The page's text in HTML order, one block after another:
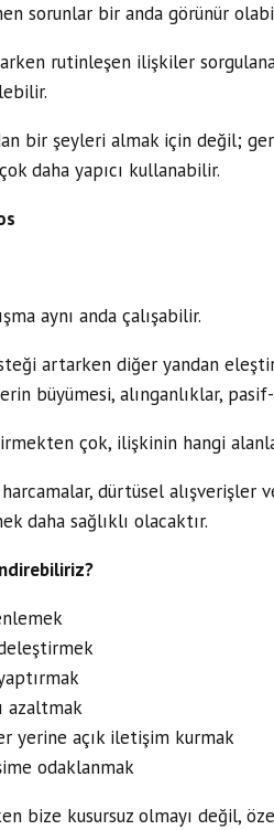
sorunlar bir anda görünür
rutinleşen ilişkiler
bir şeyleri almak için değil;
daha yapıcı kullanabilir.
aynı anda çalışabilir.
artarken diğer yandan
büyümesi, alınganlıklar,
çok, ilişkinin hangi
dürtüsel alışverişler
daha sağlıklı olacaktır.
azaltmak
yerine açık iletişim kurmak
odaklanmak
bize kusursuz olmayı değil,